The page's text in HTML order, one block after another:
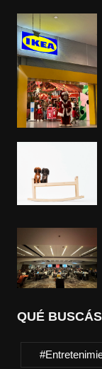
QUÉ